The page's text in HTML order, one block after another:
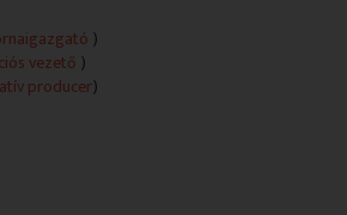
a Monorierdői Fekete István
megnézzük, hogyan és miben újult
Ferenc Általános Iskola, végül
feladatokkal várták a Pénzügyi
)
vezető )
producer)